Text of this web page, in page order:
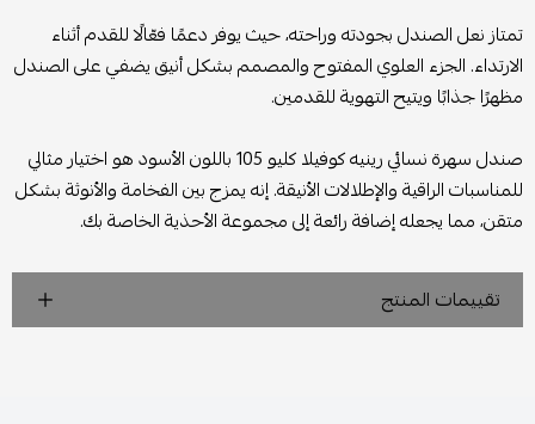
تمتاز نعل الصندل بجودته وراحته، حيث يوفر دعمًا فعّالًا للقدم أثناء
الارتداء. الجزء العلوي المفتوح والمصمم بشكل أنيق يضفي على الصندل
مظهرًا جذابًا ويتيح التهوية للقدمين.
صندل سهرة نسائي رينيه كوفيلا كليو 105 باللون الأسود هو اختيار مثالي
للمناسبات الراقية والإطلالات الأنيقة. إنه يمزج بين الفخامة والأنوثة بشكل
متقن، مما يجعله إضافة رائعة إلى مجموعة الأحذية الخاصة بك.
تقييمات المنتج